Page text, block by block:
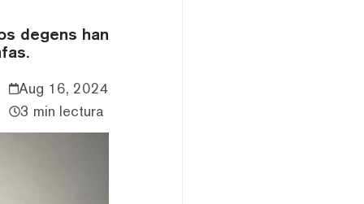
degens han
Aug 16, 2024
3 min lectura